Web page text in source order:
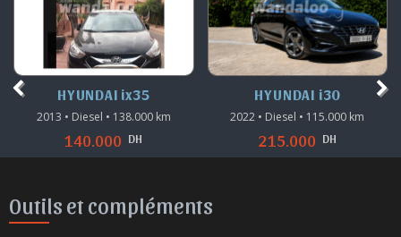
HYUNDAI ix35
2013 • Diesel • 138.000 km
140.000 DH
HYUNDAI i30
2022 • Diesel • 115.000 km
215.000 DH
Outils et compléments